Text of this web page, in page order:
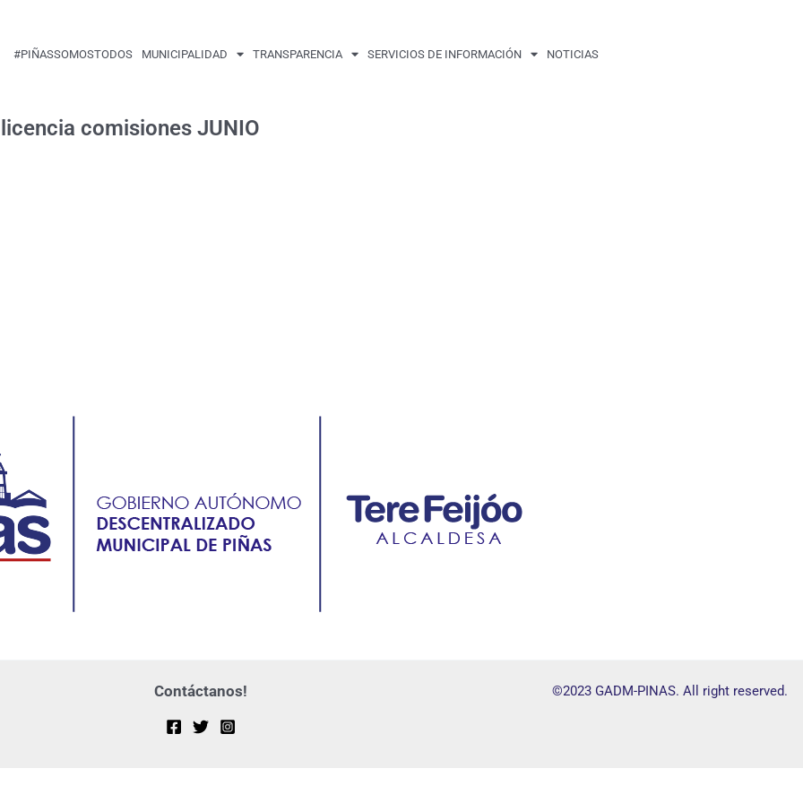
#PIÑASSOMOSTODOS MUNICIPALIDAD TRANSPARENCIA SERVICIOS DE INFORMACIÓN NOTICIAS
comisiones JUNIO
Contáctanos! ©2023 GADM-PINAS. All right reserved.